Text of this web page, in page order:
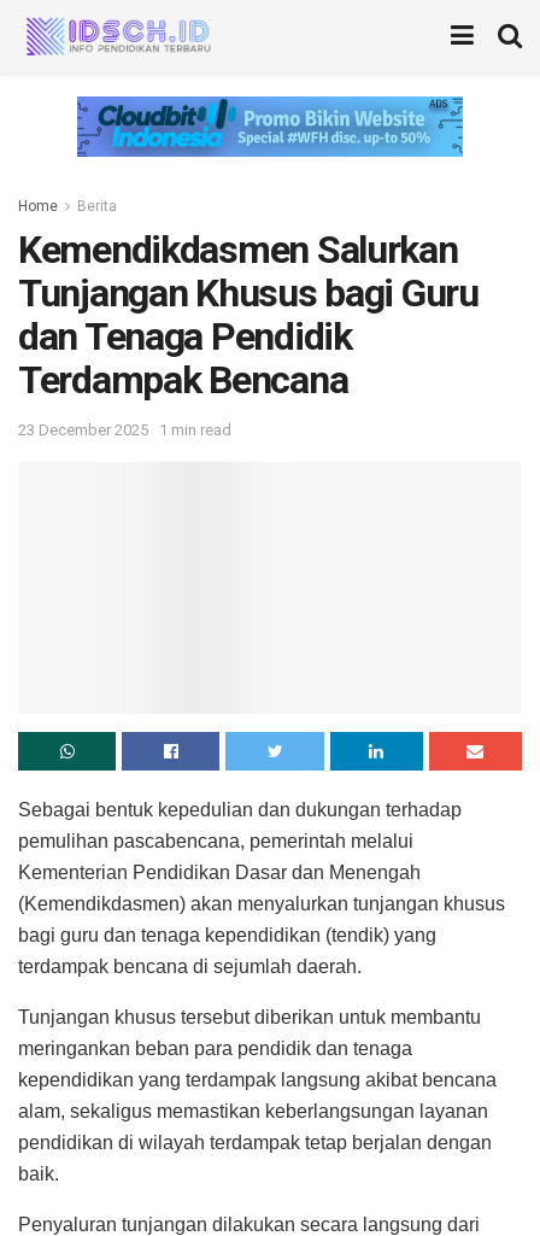
Home Berita
Kemendikdasmen Salurkan
Tunjangan Khusus bagi Guru
dan Tenaga Pendidik
Terdampak Bencana
23 December 2025 1 min read
Sebagai bentuk kepedulian dan dukungan terhadap
pemulihan pascabencana, pemerintah melalui
Kementerian Pendidikan Dasar dan Menengah
(Kemendikdasmen) akan menyalurkan tunjangan khusus
bagi guru dan tenaga kependidikan (tendik) yang
terdampak bencana di sejumlah daerah.
Tunjangan khusus tersebut diberikan untuk membantu
meringankan beban para pendidik dan tenaga
kependidikan yang terdampak langsung akibat bencana
alam, sekaligus memastikan keberlangsungan layanan
pendidikan di wilayah terdampak tetap berjalan dengan
baik.
Penyaluran tunjangan dilakukan secara langsung dari